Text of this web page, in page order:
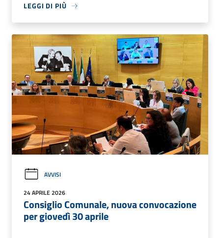
LEGGI DI PIÙ
AVVISI
24 APRILE 2026
Consiglio Comunale, nuova convocazione
per giovedì 30 aprile